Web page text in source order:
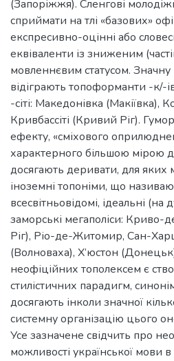
(Запоріжжя). Сленгові
сприймати на тлі «базових»
експресивно-оцінні або
еквіваленти із зниженим
мовленнєвим статусом. Значну
відіграють топоформанти -к/-
-сіті: Македонівка (Макіївка),
Кривбассіті (Кривий Ріг).
ефекту, «сміхового
характерного більшою мірою
досягають деривати, для яких
іноземні топоніми, що
всесвітньовідомі, ідеальні (на
заморські мегаполіси:
Ріг), Ріо-де-Житомир, Сан-
(Волноваха), Х’юстон
неофіційних тополексем є
стилістичних парадигм,
досягають інколи значної
системну організацію цього
Усе зазначене свідчить про
можливості української мови